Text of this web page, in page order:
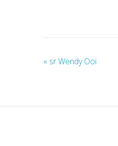
« sr Wendy Ooi